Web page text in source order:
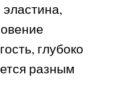
эластина,
глубоко
разным